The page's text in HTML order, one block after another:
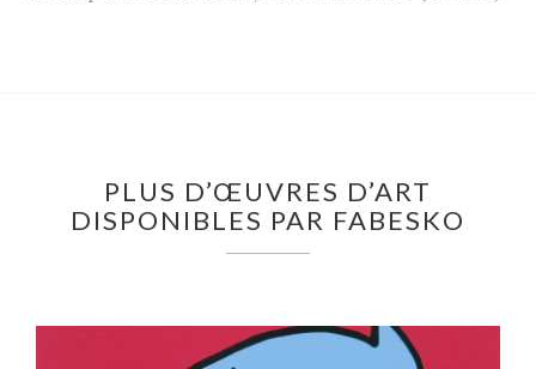
PLUS D’ŒUVRES D’ART
DISPONIBLES PAR FABESKO